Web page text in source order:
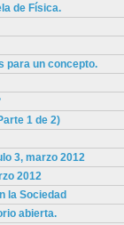
de Física.
para un concepto.
1 de 2)
3, marzo 2012
2012
la Sociedad
abierta.